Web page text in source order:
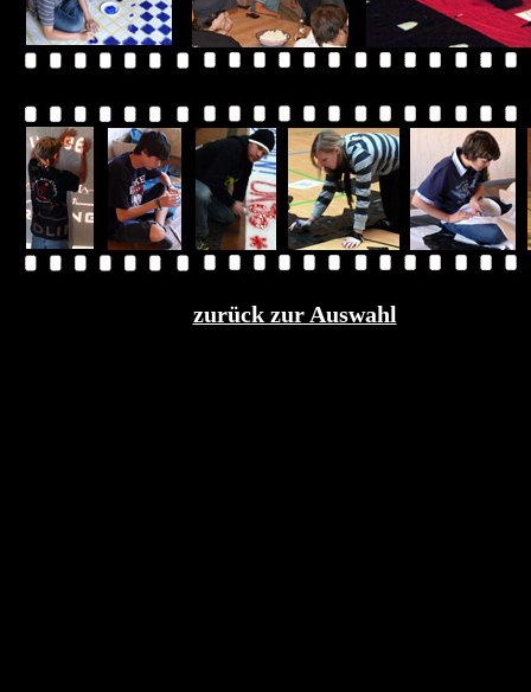
zurück zur Auswahl